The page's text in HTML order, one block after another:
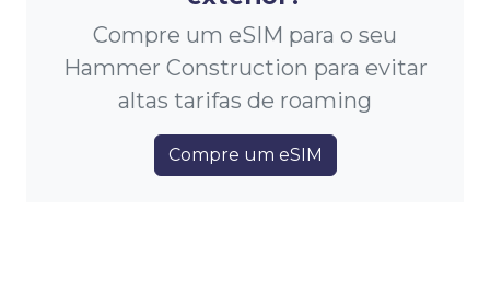
Compre um eSIM para o seu
Hammer Construction para evitar
altas tarifas de roaming
Compre um eSIM